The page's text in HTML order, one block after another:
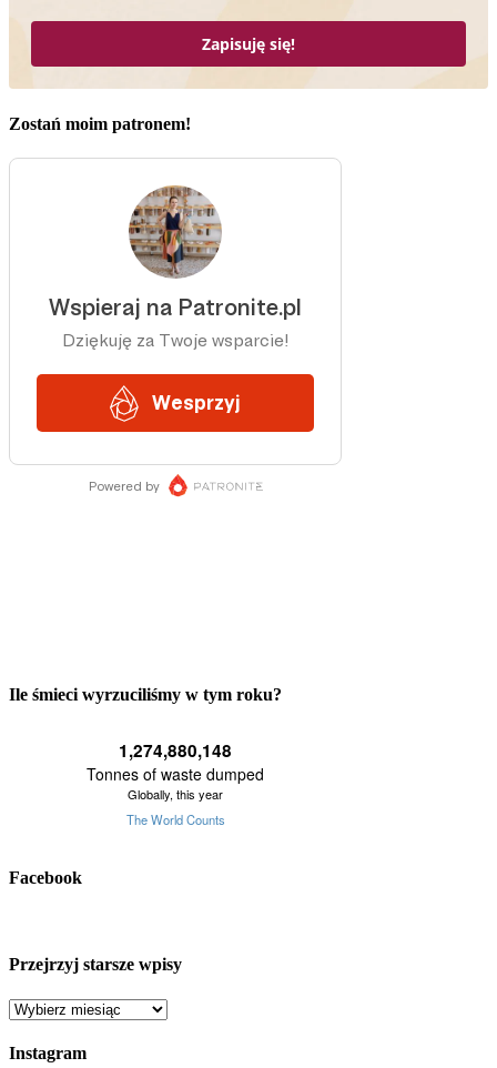
Zapisuję się!
Zostań moim patronem!
Ile śmieci wyrzuciliśmy w tym roku?
Facebook
Przejrzyj starsze wpisy
Przejrzyj
wpisy
Instagram